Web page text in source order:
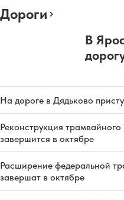
Дороги
В
На дороге в Дядьково
Реконструкция
завершится в октябре
Расширение федеральной
завершат в октябре